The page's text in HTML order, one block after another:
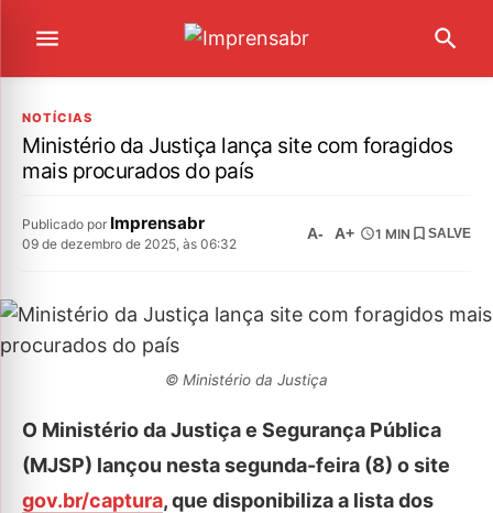
NOTÍCIAS
Ministério da Justiça lança site com foragidos
mais procurados do país
Publicado por Imprensabr
09 de dezembro de 2025, às 06:32
A- A+ 1 MIN SALVE
© Ministério da Justiça
O Ministério da Justiça e Segurança Pública
(MJSP) lançou nesta segunda-feira (8) o site
‪gov.br/captura‬, que disponibiliza a lista dos